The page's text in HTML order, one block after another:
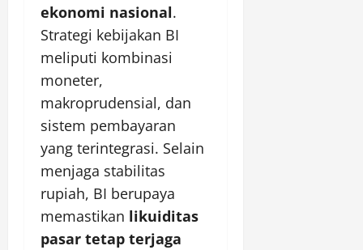
ekonomi nasional.
Strategi kebijakan BI
meliputi kombinasi
moneter,
makroprudensial, dan
sistem pembayaran
yang terintegrasi. Selain
menjaga stabilitas
rupiah, BI berupaya
memastikan likuiditas
pasar tetap terjaga